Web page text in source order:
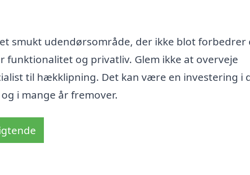
smukt udendørsområde, der ikke blot forbedrer
funktionalitet og privatliv. Glem ikke at overveje
til hækklipning. Det kan være en investering i
i mange år fremover.